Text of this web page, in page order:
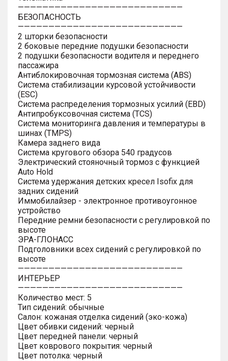
———————————————————————————
БЕЗОПАСНОСТЬ
———————————————————————————
2 шторки безопасности
2 боковые передние подушки безопасности
2 подушки безопасности водителя и переднего
пассажира
Антиблокировочная тормозная система (ABS)
Система стабилизации курсовой устойчивости
(ESC)
Система распределения тормозных усилий (EBD)
Антипробуксовочная система (TCS)
Система мониторинга давления и температуры в
шинах (TMPS)
Камера заднего вида
Система кругового обзора 540 градусов
Электрический стояночный тормоз с функцией
Auto Hold
Система удержания детских кресел Isofix для
задних сидений
Иммобилайзер - электронное противоугонное
устройство
Передние ремни безопасности с регулировкой по
высоте
ЭРА-ГЛОНАСС
Подголовники всех сидений с регулировкой по
высоте
———————————————————————————
ИНТЕРЬЕР
———————————————————————————
Количество мест: 5
Тип сидений: обычные
Салон: кожаная отделка сидений (эко-кожа)
Цвет обивки сидений: черный
Цвет передней панели: черный
Цвет коврового покрытия: черный
Цвет потолка: черный